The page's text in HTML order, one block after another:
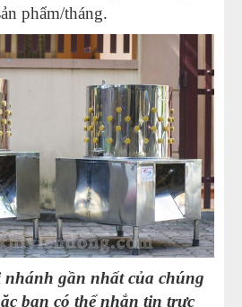
phẩm/tháng.
nhánh gần nhất của chúng
bạn có thể nhắn tin trực